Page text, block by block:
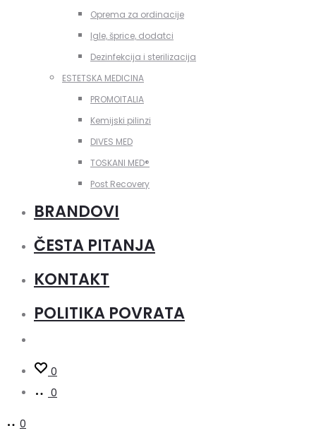
Oprema za ordinacije
Igle, šprice, dodatci
Dezinfekcija i sterilizacija
ESTETSKA MEDICINA
PROMOITALIA
Kemijski pilinzi
DIVES MED
TOSKANI MED®️
Post Recovery
BRANDOVI
ČESTA PITANJA
KONTAKT
POLITIKA POVRATA
0
0
0